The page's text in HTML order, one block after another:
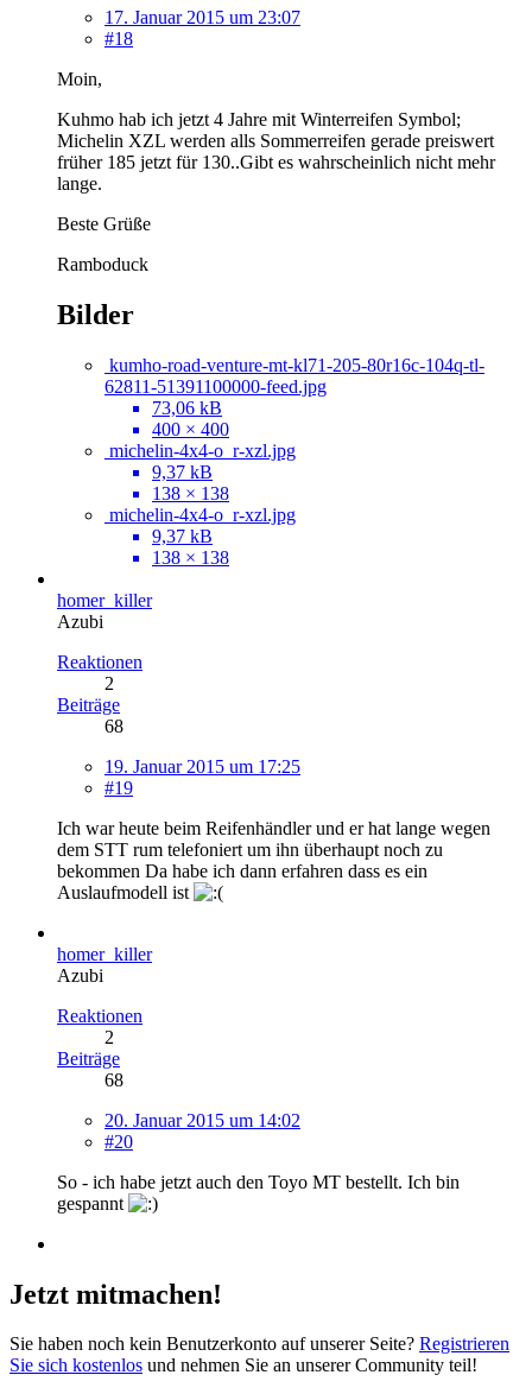
17. Januar 2015 um 23:07
#18
Moin,
Kuhmo hab ich jetzt 4 Jahre mit Winterreifen Symbol;
Michelin XZL werden alls Sommerreifen gerade preiswert
früher 185 jetzt für 130..Gibt es wahrscheinlich nicht mehr
lange.
Beste Grüße
Ramboduck
Bilder
kumho-road-venture-mt-kl71-205-80r16c-104q-tl-
62811-51391100000-feed.jpg
73,06 kB
400 × 400
michelin-4x4-o_r-xzl.jpg
9,37 kB
138 × 138
michelin-4x4-o_r-xzl.jpg
9,37 kB
138 × 138
homer_killer
Azubi
Reaktionen
2
Beiträge
68
19. Januar 2015 um 17:25
#19
Ich war heute beim Reifenhändler und er hat lange wegen
dem STT rum telefoniert um ihn überhaupt noch zu
bekommen Da habe ich dann erfahren dass es ein
Auslaufmodell ist
homer_killer
Azubi
Reaktionen
2
Beiträge
68
20. Januar 2015 um 14:02
#20
So - ich habe jetzt auch den Toyo MT bestellt. Ich bin
gespannt
Jetzt mitmachen!
Sie haben noch kein Benutzerkonto auf unserer Seite? Registrieren
Sie sich kostenlos und nehmen Sie an unserer Community teil!